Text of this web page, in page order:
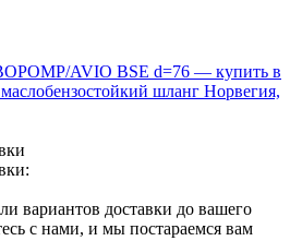
вариантов доставки до вашего
с нами, и мы постараемся вам